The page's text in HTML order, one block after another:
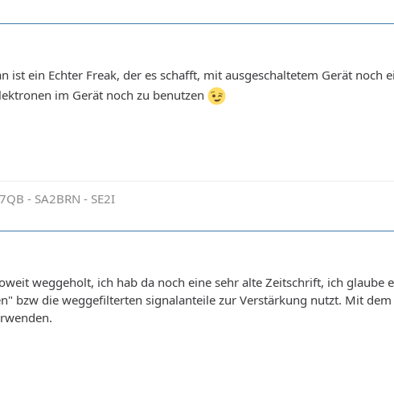
ist ein Echter Freak, der es schafft, mit ausgeschaltetem Gerät noch
im Gerät noch zu benutzen
- SA2BRN - SE2I
weggeholt, ich hab da noch eine sehr alte Zeitschrift, ich glaube
bzw die weggefilterten signalanteile zur Verstärkung nutzt. Mit